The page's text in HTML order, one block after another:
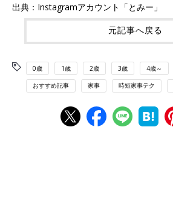
出典：Instagramアカウント「とみー」
元記事へ戻る
0歳 1歳 2歳 3歳 4歳～
おすすめ記事 家事 時短家事テク